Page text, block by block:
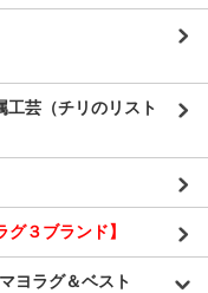
工芸（チリのリスト
３ブランド】
ヨラグ＆ベスト